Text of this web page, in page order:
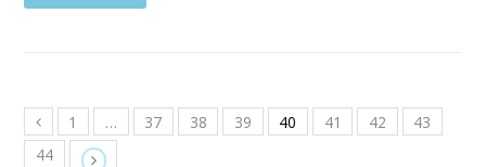
1 … 37 38 39 40 41 42
43
44